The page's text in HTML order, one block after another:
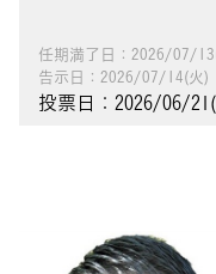
任期満了日：2026/07/
告示日：2026/07/14(火)
投票日：2026/06/